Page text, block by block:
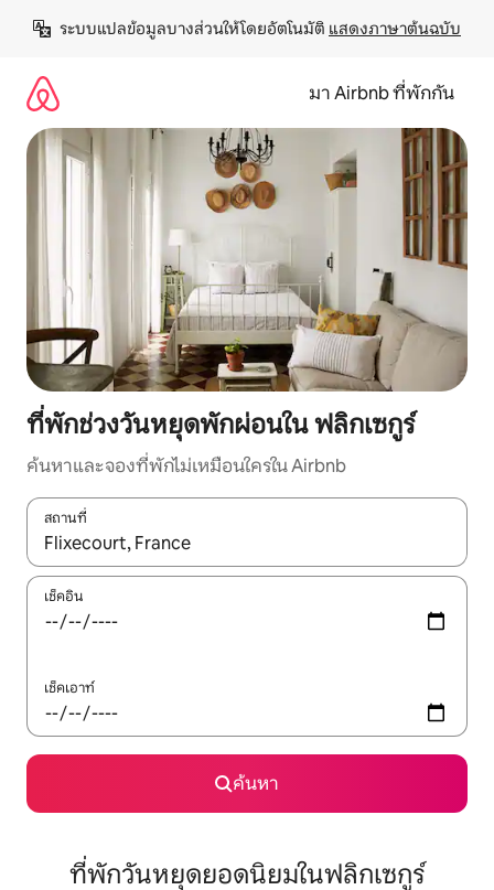
เนื้อหา
ระบบแปลข้อมูลบางส่วนให้โดยอัตโนมัติ แสดงภาษาต้นฉบับ
มา Airbnb ที่พักกัน
ที่พักช่วงวันหยุดพักผ่อนใน ฟลิกเซกูร์
ค้นหาและจองที่พักไม่เหมือนใครใน Airbnb
สถานที่
ใช้ลูกศรขึ้นลง หรือใช้การสัมผัสหรือปัด เพื่อสำรวจผลการค้นหา
เช็คอิน
เช็คเอาท์
ค้นหา
ที่พักวันหยุดยอดนิยมในฟลิกเซกูร์